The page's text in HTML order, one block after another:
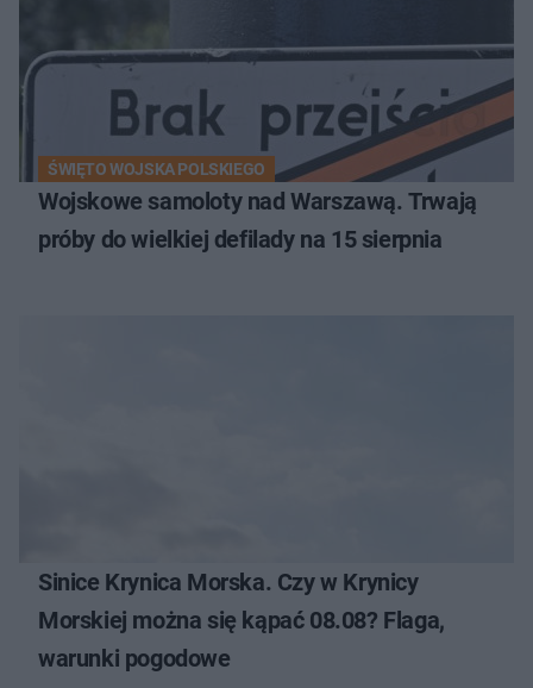
ŚWIĘTO WOJSKA POLSKIEGO
Wojskowe samoloty nad Warszawą. Trwają
próby do wielkiej defilady na 15 sierpnia
Sinice Krynica Morska. Czy w Krynicy
Morskiej można się kąpać 08.08? Flaga,
warunki pogodowe